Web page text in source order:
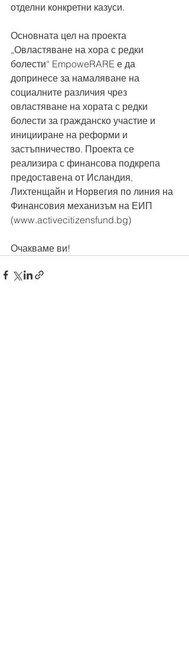
отделни конкретни казуси.
Основната цел на проекта
„Овластяване на хора с редки
болести“ EmpoweRARE е да
допринесе за намаляване на
социалните различия чрез
овластяване на хората с редки
болести за гражданско участие и
иницииране на реформи и
застъпничество. Проекта се
реализира с финансова подкрепа
предоставена от Исландия,
Лихтенщайн и Норвегия по линия на
Финансовия механизъм на ЕИП
(www.activecitizensfund.bg)
Очакваме ви!